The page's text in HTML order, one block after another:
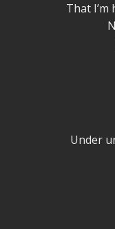
That
Under